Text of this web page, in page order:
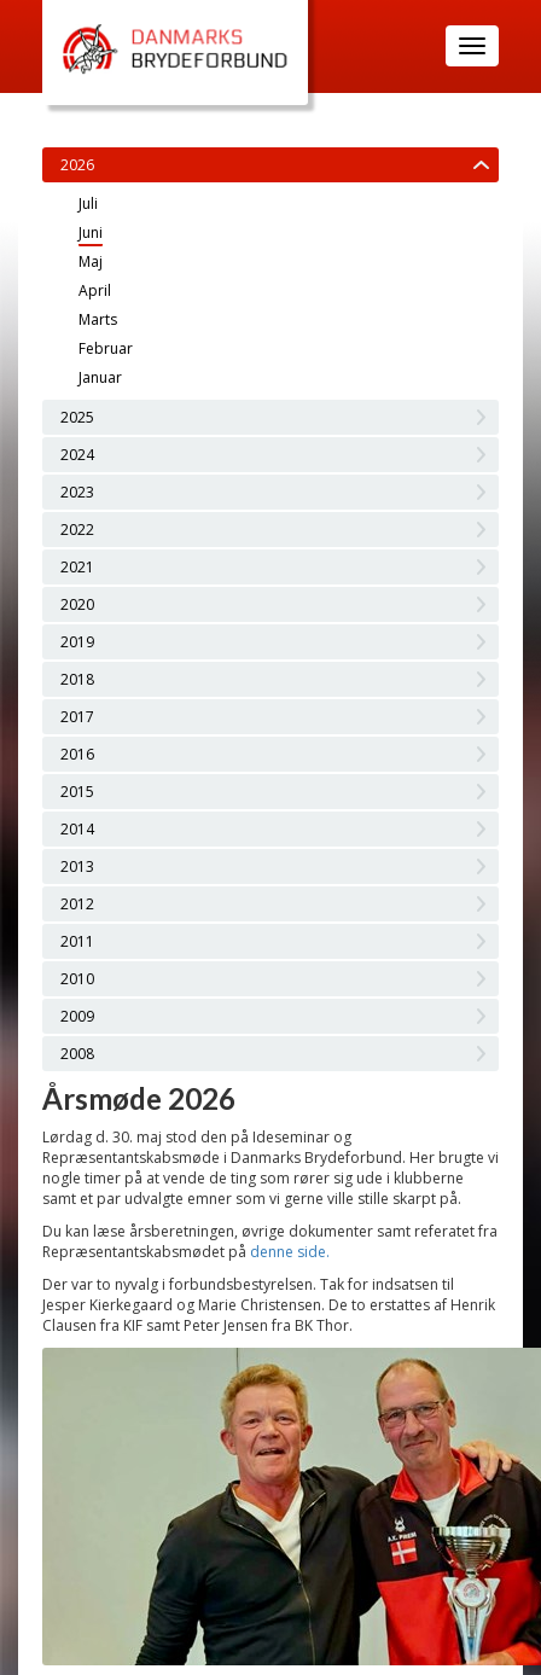
Toggle
navigation
2026
Juli
Juni
Maj
April
Marts
Februar
Januar
2025
2024
2023
2022
2021
2020
2019
2018
2017
2016
2015
2014
2013
2012
2011
2010
2009
2008
Årsmøde 2026
Lørdag d. 30. maj stod den på Ideseminar og
Repræsentantskabsmøde i Danmarks Brydeforbund. Her brugte vi
nogle timer på at vende de ting som rører sig ude i klubberne
samt et par udvalgte emner som vi gerne ville stille skarpt på.
Du kan læse årsberetningen, øvrige dokumenter samt referatet fra
Repræsentantskabsmødet på denne side.
Der var to nyvalg i forbundsbestyrelsen. Tak for indsatsen til
Jesper Kierkegaard og Marie Christensen. De to erstattes af Henrik
Clausen fra KIF samt Peter Jensen fra BK Thor.